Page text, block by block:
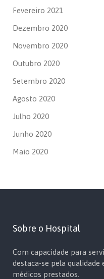
Fevereiro 2021
Dezembro 2020
Novembro 2020
Outubro 2020
Setembro 2020
Agosto 2020
Julho 2020
Junho 2020
Maio 2020
Sobre o Hospital
Com capacidade para
destaca-se pela qualidade
médicos prestados.